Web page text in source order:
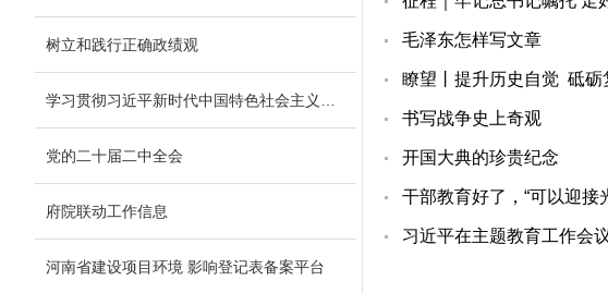
树立和践行正确政绩观
党的二十届二中全会
府院联动工作信息
河南省建设项目环境 影响登记表备案平台
毛泽东怎样写文章
瞭望丨提升历史自觉 砥砺
书写战争史上奇观
开国大典的珍贵纪念
干部教育好了，“可以迎接
习近平在主题教育工作会